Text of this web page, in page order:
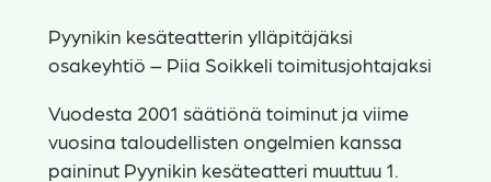
Pyynikin kesäteatterin ylläpitäjäksi
osakeyhtiö – Piia Soikkeli toimitusjohtajaksi
Vuodesta 2001 säätiönä toiminut ja viime
vuosina taloudellisten ongelmien kanssa
paininut Pyynikin kesäteatteri muuttuu 1.